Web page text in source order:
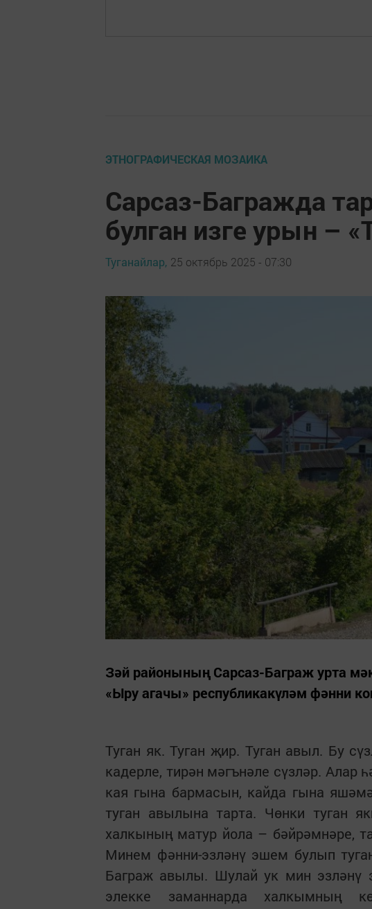
ЭТНОГРАФИЧЕСКАЯ МОЗАИКА
Сарсаз-Багражда
булган изге урын –
Туганайлар, 25 октябрь 2025 - 07:30
Зәй районының Сарсаз-Баграж урта
«Ыру агачы» республикакүләм фәнни
Туган як. Туган җир. Туган авыл. Бу
кадерле, тирән мәгънәле сүзләр. Алар
кая гына бармасын, кайда гына
туган авылына тарта. Чөнки туган
халкының матур йола – бәйрәмнәре,
Минем фәнни-эзләнү эшем булып
Баграж авылы. Шулай ук мин
элекке заманнарда халкымның